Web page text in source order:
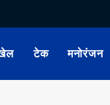
टेक मनोरंजन